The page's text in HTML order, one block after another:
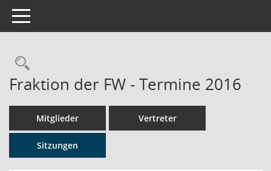
Toggle navigation
Rechercheauswahl
Fraktion der FW - Termine 2016
Mitglieder Vertreter
Sitzungen